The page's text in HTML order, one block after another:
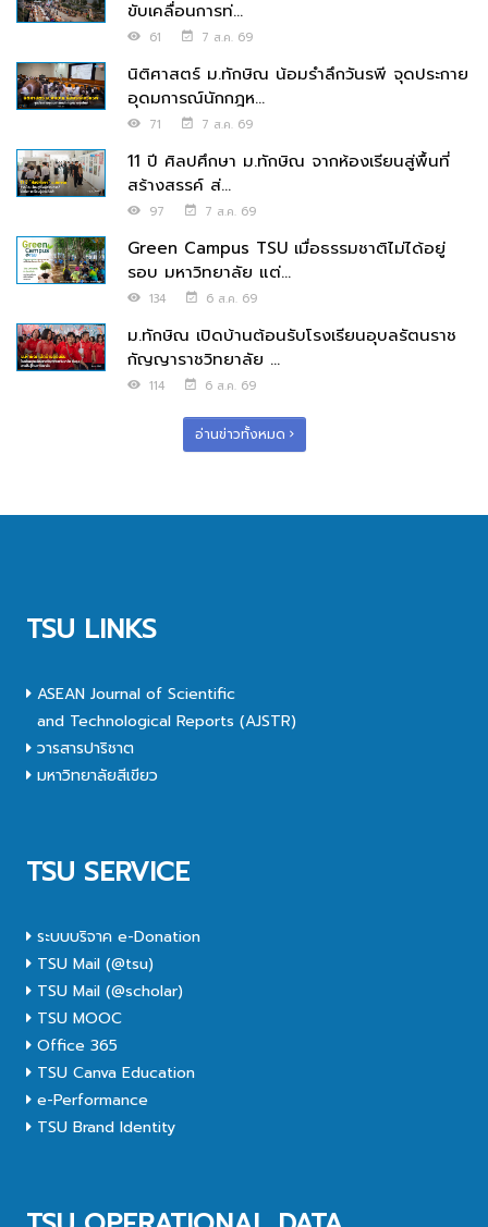
ขับเคลื่อนการท่...
61 7 ส.ค. 69
นิติศาสตร์ ม.ทักษิณ น้อมรำลึกวันรพี จุดประกาย
อุดมการณ์นักกฎห...
71 7 ส.ค. 69
11 ปี ศิลปศึกษา ม.ทักษิณ จากห้องเรียนสู่พื้นที่
สร้างสรรค์ ส่...
97 7 ส.ค. 69
Green Campus TSU เมื่อธรรมชาติไม่ได้อยู่
รอบ มหาวิทยาลัย แต่...
134 6 ส.ค. 69
ม.ทักษิณ เปิดบ้านต้อนรับโรงเรียนอุบลรัตนราช
กัญญาราชวิทยาลัย ...
114 6 ส.ค. 69
อ่านข่าวทั้งหมด
TSU LINKS
ASEAN Journal of Scientific
and Technological Reports (AJSTR)
วารสารปาริชาต
มหาวิทยาลัยสีเขียว
TSU SERVICE
ระบบบริจาค e-Donation
TSU Mail (@tsu)
TSU Mail (@scholar)
TSU MOOC
Office 365
TSU Canva Education
e-Performance
TSU Brand Identity